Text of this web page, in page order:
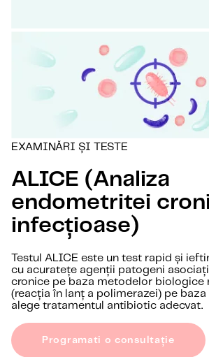
EXAMINĂRI ȘI TESTE
ALICE (Analiza
endometritei
infecțioase)
Testul ALICE este un test rapid și
cu acuratețe agenții patogeni
cronice pe baza metodelor biologice
(reacția în lanț a polimerazei) pe
alege tratamentul antibiotic adecvat.
Programati o consultație